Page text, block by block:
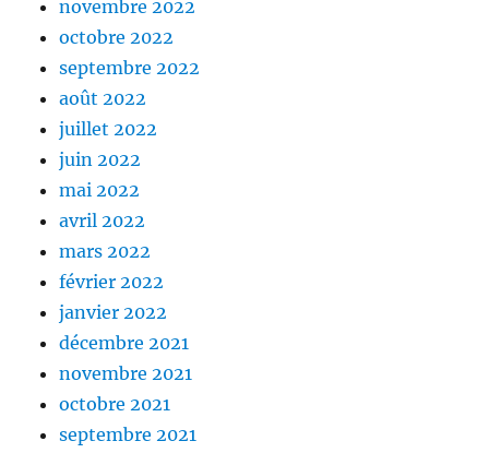
novembre 2022
octobre 2022
septembre 2022
août 2022
juillet 2022
juin 2022
mai 2022
avril 2022
mars 2022
février 2022
janvier 2022
décembre 2021
novembre 2021
octobre 2021
septembre 2021